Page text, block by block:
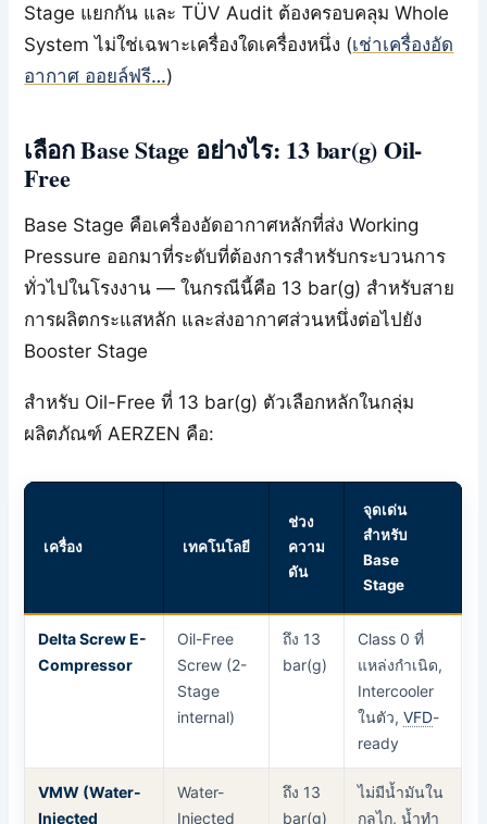
Stage แยกกัน และ TÜV Audit ต้องครอบคลุม Whole
System ไม่ใช่เฉพาะเครื่องใดเครื่องหนึ่ง (เช่าเครื่องอัด
อากาศ ออยล์ฟรี…)
เลือก Base Stage อย่างไร: 13 bar(g) Oil-
Free
Base Stage คือเครื่องอัดอากาศหลักที่ส่ง Working
Pressure ออกมาที่ระดับที่ต้องการสำหรับกระบวนการ
ทั่วไปในโรงงาน — ในกรณีนี้คือ 13 bar(g) สำหรับสาย
การผลิตกระแสหลัก และส่งอากาศส่วนหนึ่งต่อไปยัง
Booster Stage
สำหรับ Oil-Free ที่ 13 bar(g) ตัวเลือกหลักในกลุ่ม
ผลิตภัณฑ์ AERZEN คือ:
เครื่อง เทคโนโลยี
ช่วง
ความ
ดัน
จุดเด่น
สำหรับ
Base
Stage
Delta Screw E-
Compressor
Oil-Free
Screw (2-
Stage
internal)
ถึง 13
bar(g)
Class 0 ที่
แหล่งกำเนิด,
Intercooler
ในตัว,VFD-
ready
VMW (Water-
Injected
Water-
Injected
ถึง 13
bar(g)
ไม่มีน้ำมันใน
กลไก, น้ำทำ